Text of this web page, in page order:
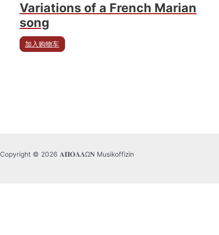
Variations of a French Marian
song
加入购物车
Copyright © 2026 𝚨𝚷𝚶𝚲𝚲Ω𝚴 Musikoffizin